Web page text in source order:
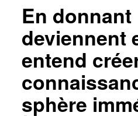
En donnant
deviennent
entend
sphère